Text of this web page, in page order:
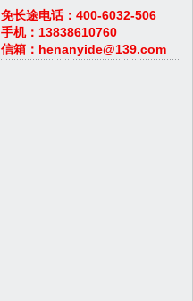
免长途电话：400-6032-506
手机：13838610760
信箱：henanyide@139.com